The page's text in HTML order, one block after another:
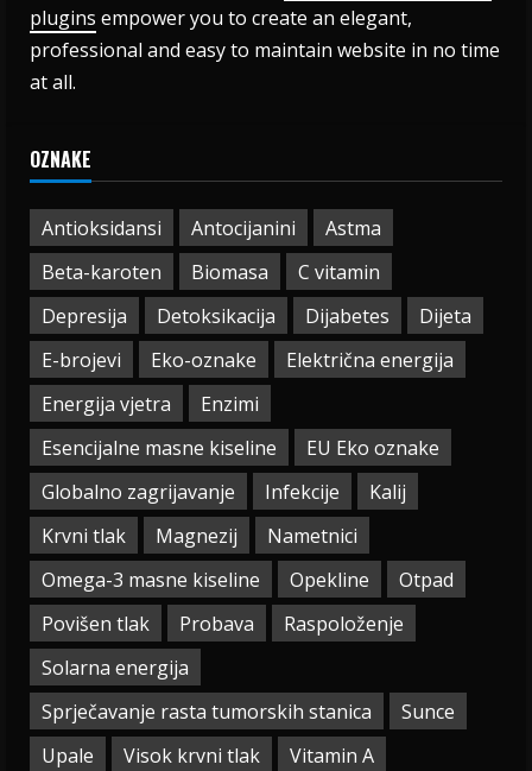
plugins empower you to create an elegant,
professional and easy to maintain website in no time
at all.
OZNAKE
Antioksidansi Antocijanini
Astma
Beta-karoten
Biomasa
C vitamin
Depresija
Detoksikacija Dijabetes
Dijeta
E-brojevi
Eko-oznake
Električna energija
Energija vjetra
Enzimi
Esencijalne masne kiseline
EU Eko oznake
Globalno zagrijavanje
Infekcije
Kalij
Krvni tlak
Magnezij
Nametnici
Omega-3 masne kiseline
Opekline
Otpad
Povišen tlak
Probava
Raspoloženje
Solarna energija
Sprječavanje rasta tumorskih stanica
Sunce
Upale
Visok krvni tlak
Vitamin A